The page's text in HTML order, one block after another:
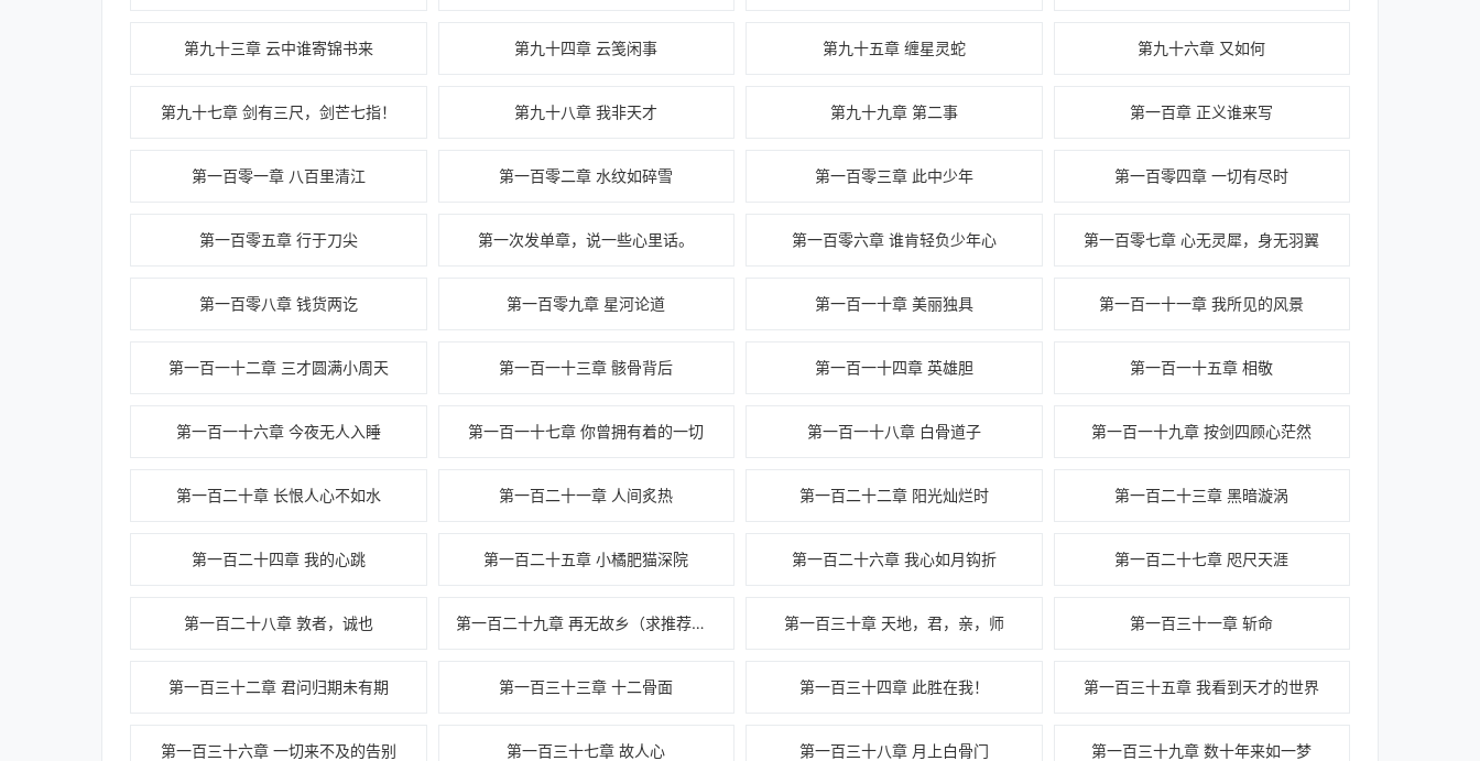
第九十三章 云中谁寄锦书来 第九十四章 云笺闲事 第九十五章 缠星灵蛇 第九十六章 又如何
第九十七章 剑有三尺，剑芒七指！ 第九十八章 我非天才 第九十九章 第二事 第一百章 正义谁来写
第一百零一章 八百里清江 第一百零二章 水纹如碎雪 第一百零三章 此中少年 第一百零四章 一切有尽时
第一百零五章 行于刀尖 第一次发单章，说一些心里话。 第一百零六章 谁肯轻负少年心 第一百零七章 心无灵犀，身无羽翼
第一百零八章 钱货两讫 第一百零九章 星河论道 第一百一十章 美丽独具 第一百一十一章 我所见的风景
第一百一十二章 三才圆满小周天 第一百一十三章 骸骨背后 第一百一十四章 英雄胆 第一百一十五章 相敬
第一百一十六章 今夜无人入睡 第一百一十七章 你曾拥有着的一切 第一百一十八章 白骨道子 第一百一十九章 按剑四顾心茫然
第一百二十章 长恨人心不如水 第一百二十一章 人间炙热 第一百二十二章 阳光灿烂时 第一百二十三章 黑暗漩涡
第一百二十四章 我的心跳 第一百二十五章 小橘肥猫深院 第一百二十六章 我心如月钩折 第一百二十七章 咫尺天涯
第一百二十八章 敦者，诚也 第一百二十九章 再无故乡（求推荐票） 第一百三十章 天地，君，亲，师 第一百三十一章 斩命
第一百三十二章 君问归期未有期 第一百三十三章 十二骨面 第一百三十四章 此胜在我！ 第一百三十五章 我看到天才的世界
第一百三十六章 一切来不及的告别 第一百三十七章 故人心 第一百三十八章 月上白骨门 第一百三十九章 数十年来如一梦